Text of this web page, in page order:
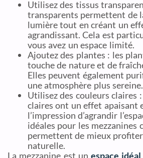
Utilisez des tissus
transparents permettent de
lumière tout en créant un
agrandissant. Cela est
vous avez un espace limité.
Ajoutez des plantes : les
touche de nature et de
Elles peuvent également
une atmosphère plus sereine.
Utilisez des couleurs claires
claires ont un effet apaisant
l’impression d’agrandir
idéales pour les mezzanines
permettent de mieux
naturelle.
La mezzanine est un espace